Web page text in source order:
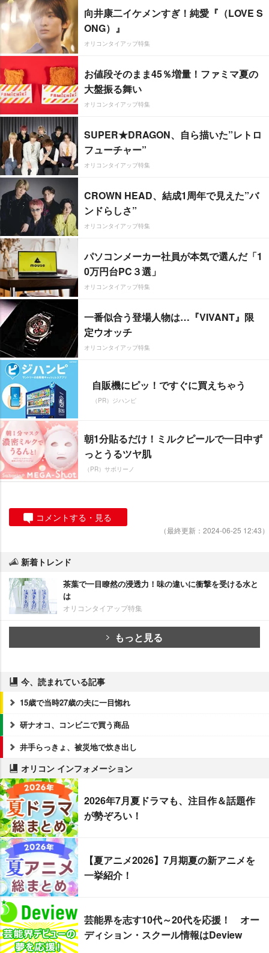
向井康二イケメンすぎ！純愛『（LOVE S
ONG）』
オリコンタイアップ特集
お値段そのまま45％増量！ファミマ夏の
大盤振る舞い
オリコンタイアップ特集
SUPER★DRAGON、自ら描いた”レトロ
フューチャー”
オリコンタイアップ特集
CROWN HEAD、結成1周年で見えた”バ
ンドらしさ”
オリコンタイアップ特集
パソコンメーカー社員が本気で選んだ「1
0万円台PC３選」
オリコンタイアップ特集
一番似合う登場人物は…『VIVANT』限
定ウオッチ
オリコンタイアップ特集
自販機にピッ！ですぐに買えちゃう
（PR）ジハンピ
朝1分貼るだけ！ミルクピールで一日中ず
っとうるツヤ肌
（PR）サボリーノ
コメントする・見る
（最終更新：2024-06-25 12:43）
新着トレンド
茶葉で一目瞭然の浸透力！味の違いに衝撃を受ける水と
は
オリコンタイアップ特集
もっと見る
今、読まれている記事
15歳で当時27歳の夫に一目惚れ
研ナオコ、コンビニで買う商品
井手らっきょ、被災地で炊き出し
オリコン インフォメーション
2026年7月夏ドラマも、注目作＆話題作
が勢ぞろい！
【夏アニメ2026】7月期夏の新アニメを
一挙紹介！
芸能界を志す10代～20代を応援！ オー
ディション・スクール情報はDeview